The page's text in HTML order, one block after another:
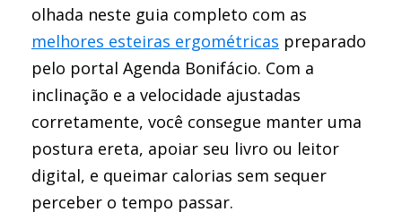
olhada neste guia completo com as
melhores esteiras ergométricas preparado
pelo portal Agenda Bonifácio. Com a
inclinação e a velocidade ajustadas
corretamente, você consegue manter uma
postura ereta, apoiar seu livro ou leitor
digital, e queimar calorias sem sequer
perceber o tempo passar.